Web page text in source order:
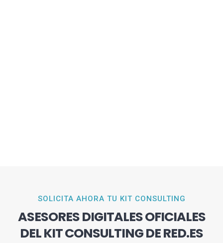
SOLICITA AHORA TU KIT CONSULTING
ASESORES DIGITALES OFICIALES
DEL KIT CONSULTING DE RED.ES